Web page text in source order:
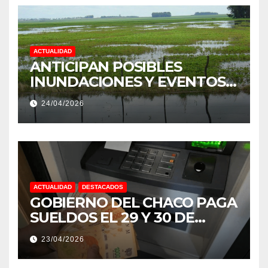
ACTUALIDAD
ANTICIPAN POSIBLES
INUNDACIONES Y EVENTOS
EXTREMOS: “PODRÍA SER UN
NIÑO MUY IMPORTANTE”
24/04/2026
ACTUALIDAD DESTACADOS
GOBIERNO DEL CHACO PAGA
SUELDOS EL 29 Y 30 DE
ABRIL, CON EL 2% DE
AUMENTO
23/04/2026